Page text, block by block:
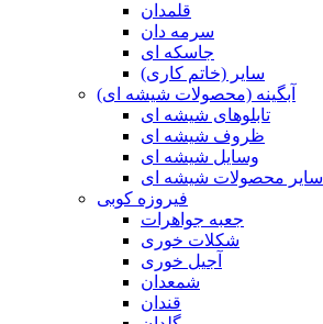
قلمدان
سرمه دان
جاسکه ای
سایر (خاتم کاری)
آبگینه (محصولات شیشه ای)
تابلوهای شیشه ای
ظروف شیشه ای
وسایل شیشه ای
سایر محصولات شیشه ای
فیروزه کوبی
جعبه جواهرات
شکلات خوری
آجیل خوری
شمعدان
قندان